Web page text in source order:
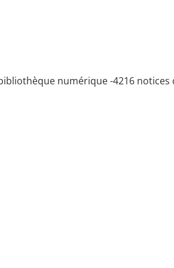
numérique -4216 notices